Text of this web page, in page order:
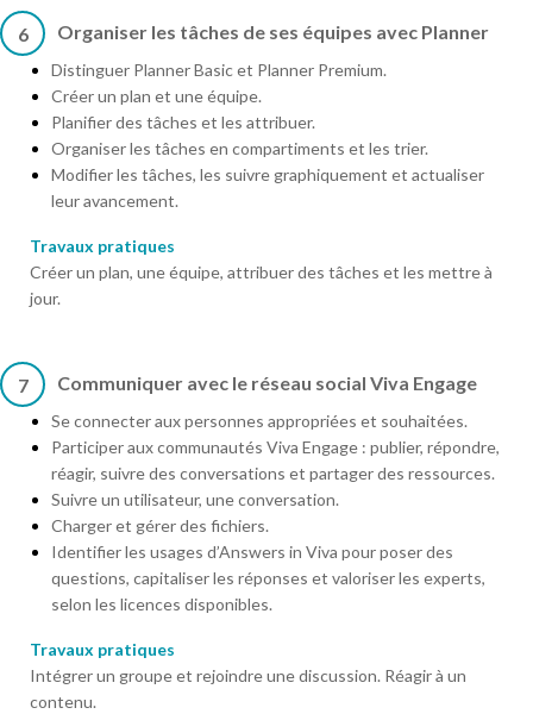
6 Organiser les tâches de ses équipes avec Planner
Distinguer Planner Basic et Planner Premium.
Créer un plan et une équipe.
Planifier des tâches et les attribuer.
Organiser les tâches en compartiments et les trier.
Modifier les tâches, les suivre graphiquement et actualiser
leur avancement.
Travaux pratiques
Créer un plan, une équipe, attribuer des tâches et les mettre à
jour.
7 Communiquer avec le réseau social Viva Engage
Se connecter aux personnes appropriées et souhaitées.
Participer aux communautés Viva Engage : publier, répondre,
réagir, suivre des conversations et partager des ressources.
Suivre un utilisateur, une conversation.
Charger et gérer des fichiers.
Identifier les usages d’Answers in Viva pour poser des
questions, capitaliser les réponses et valoriser les experts,
selon les licences disponibles.
Travaux pratiques
Intégrer un groupe et rejoindre une discussion. Réagir à un
contenu.